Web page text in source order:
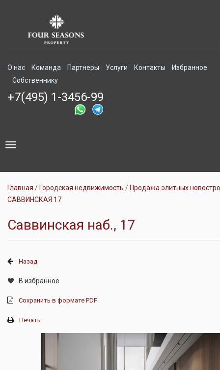
О нас Команда Партнеры Услуги Контакты
Избранное
Собственнику
+7(495) 1-3456-99
Toggle
Главная Городская недвижимость
Продажа элитных
САВВИНСКАЯ 17
Саввинская наб., 17
Назад
В избранное
Сохранить в формате PDF
Печать